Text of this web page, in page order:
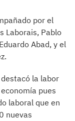
por el
Laborais, Pablo
Abad, y el
la labor
pues
laboral que en
nuevas